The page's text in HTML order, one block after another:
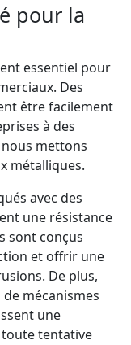
pour la
essentiel pour
Des
être facilement
à des
mettons
métalliques.
avec des
une résistance
sont conçus
et offrir une
De plus,
mécanismes
une
tentative